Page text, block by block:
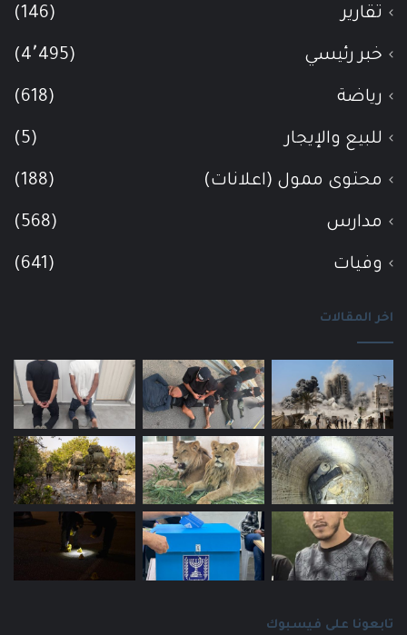
تقارير (146)
خبر رئيسي (4٬495)
رياضة (618)
للبيع والإيجار (5)
محتوى ممول (اعلانات) (188)
مدارس (568)
وفيات (641)
اخر المقالات
تابعونا على فيسبوك